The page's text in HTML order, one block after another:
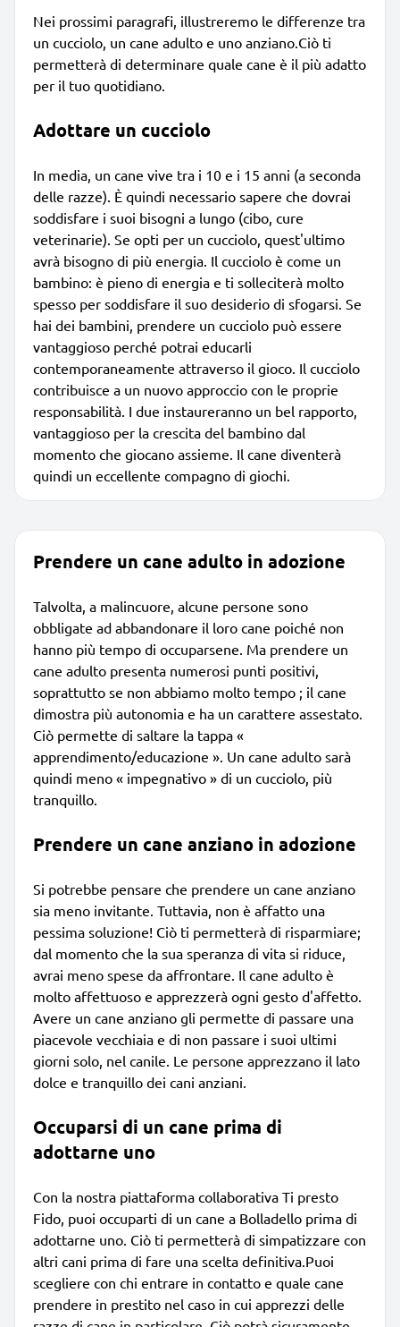
Nei prossimi paragrafi, illustreremo le differenze tra
un cucciolo, un cane adulto e uno anziano.Ciò ti
permetterà di determinare quale cane è il più adatto
per il tuo quotidiano.
Adottare un cucciolo
In media, un cane vive tra i 10 e i 15 anni (a seconda
delle razze). È quindi necessario sapere che dovrai
soddisfare i suoi bisogni a lungo (cibo, cure
veterinarie). Se opti per un cucciolo, quest'ultimo
avrà bisogno di più energia. Il cucciolo è come un
bambino: è pieno di energia e ti solleciterà molto
spesso per soddisfare il suo desiderio di sfogarsi. Se
hai dei bambini, prendere un cucciolo può essere
vantaggioso perché potrai educarli
contemporaneamente attraverso il gioco. Il cucciolo
contribuisce a un nuovo approccio con le proprie
responsabilità. I due instaureranno un bel rapporto,
vantaggioso per la crescita del bambino dal
momento che giocano assieme. Il cane diventerà
quindi un eccellente compagno di giochi.
Prendere un cane adulto in adozione
Talvolta, a malincuore, alcune persone sono
obbligate ad abbandonare il loro cane poiché non
hanno più tempo di occuparsene. Ma prendere un
cane adulto presenta numerosi punti positivi,
soprattutto se non abbiamo molto tempo ; il cane
dimostra più autonomia e ha un carattere assestato.
Ciò permette di saltare la tappa «
apprendimento/educazione ». Un cane adulto sarà
quindi meno « impegnativo » di un cucciolo, più
tranquillo.
Prendere un cane anziano in adozione
Si potrebbe pensare che prendere un cane anziano
sia meno invitante. Tuttavia, non è affatto una
pessima soluzione! Ciò ti permetterà di risparmiare;
dal momento che la sua speranza di vita si riduce,
avrai meno spese da affrontare. Il cane adulto è
molto affettuoso e apprezzerà ogni gesto d'affetto.
Avere un cane anziano gli permette di passare una
piacevole vecchiaia e di non passare i suoi ultimi
giorni solo, nel canile. Le persone apprezzano il lato
dolce e tranquillo dei cani anziani.
Occuparsi di un cane prima di
adottarne uno
Con la nostra piattaforma collaborativa Ti presto
Fido, puoi occuparti di un cane a Bolladello prima di
adottarne uno. Ciò ti permetterà di simpatizzare con
altri cani prima di fare una scelta definitiva.Puoi
scegliere con chi entrare in contatto e quale cane
prendere in prestito nel caso in cui apprezzi delle